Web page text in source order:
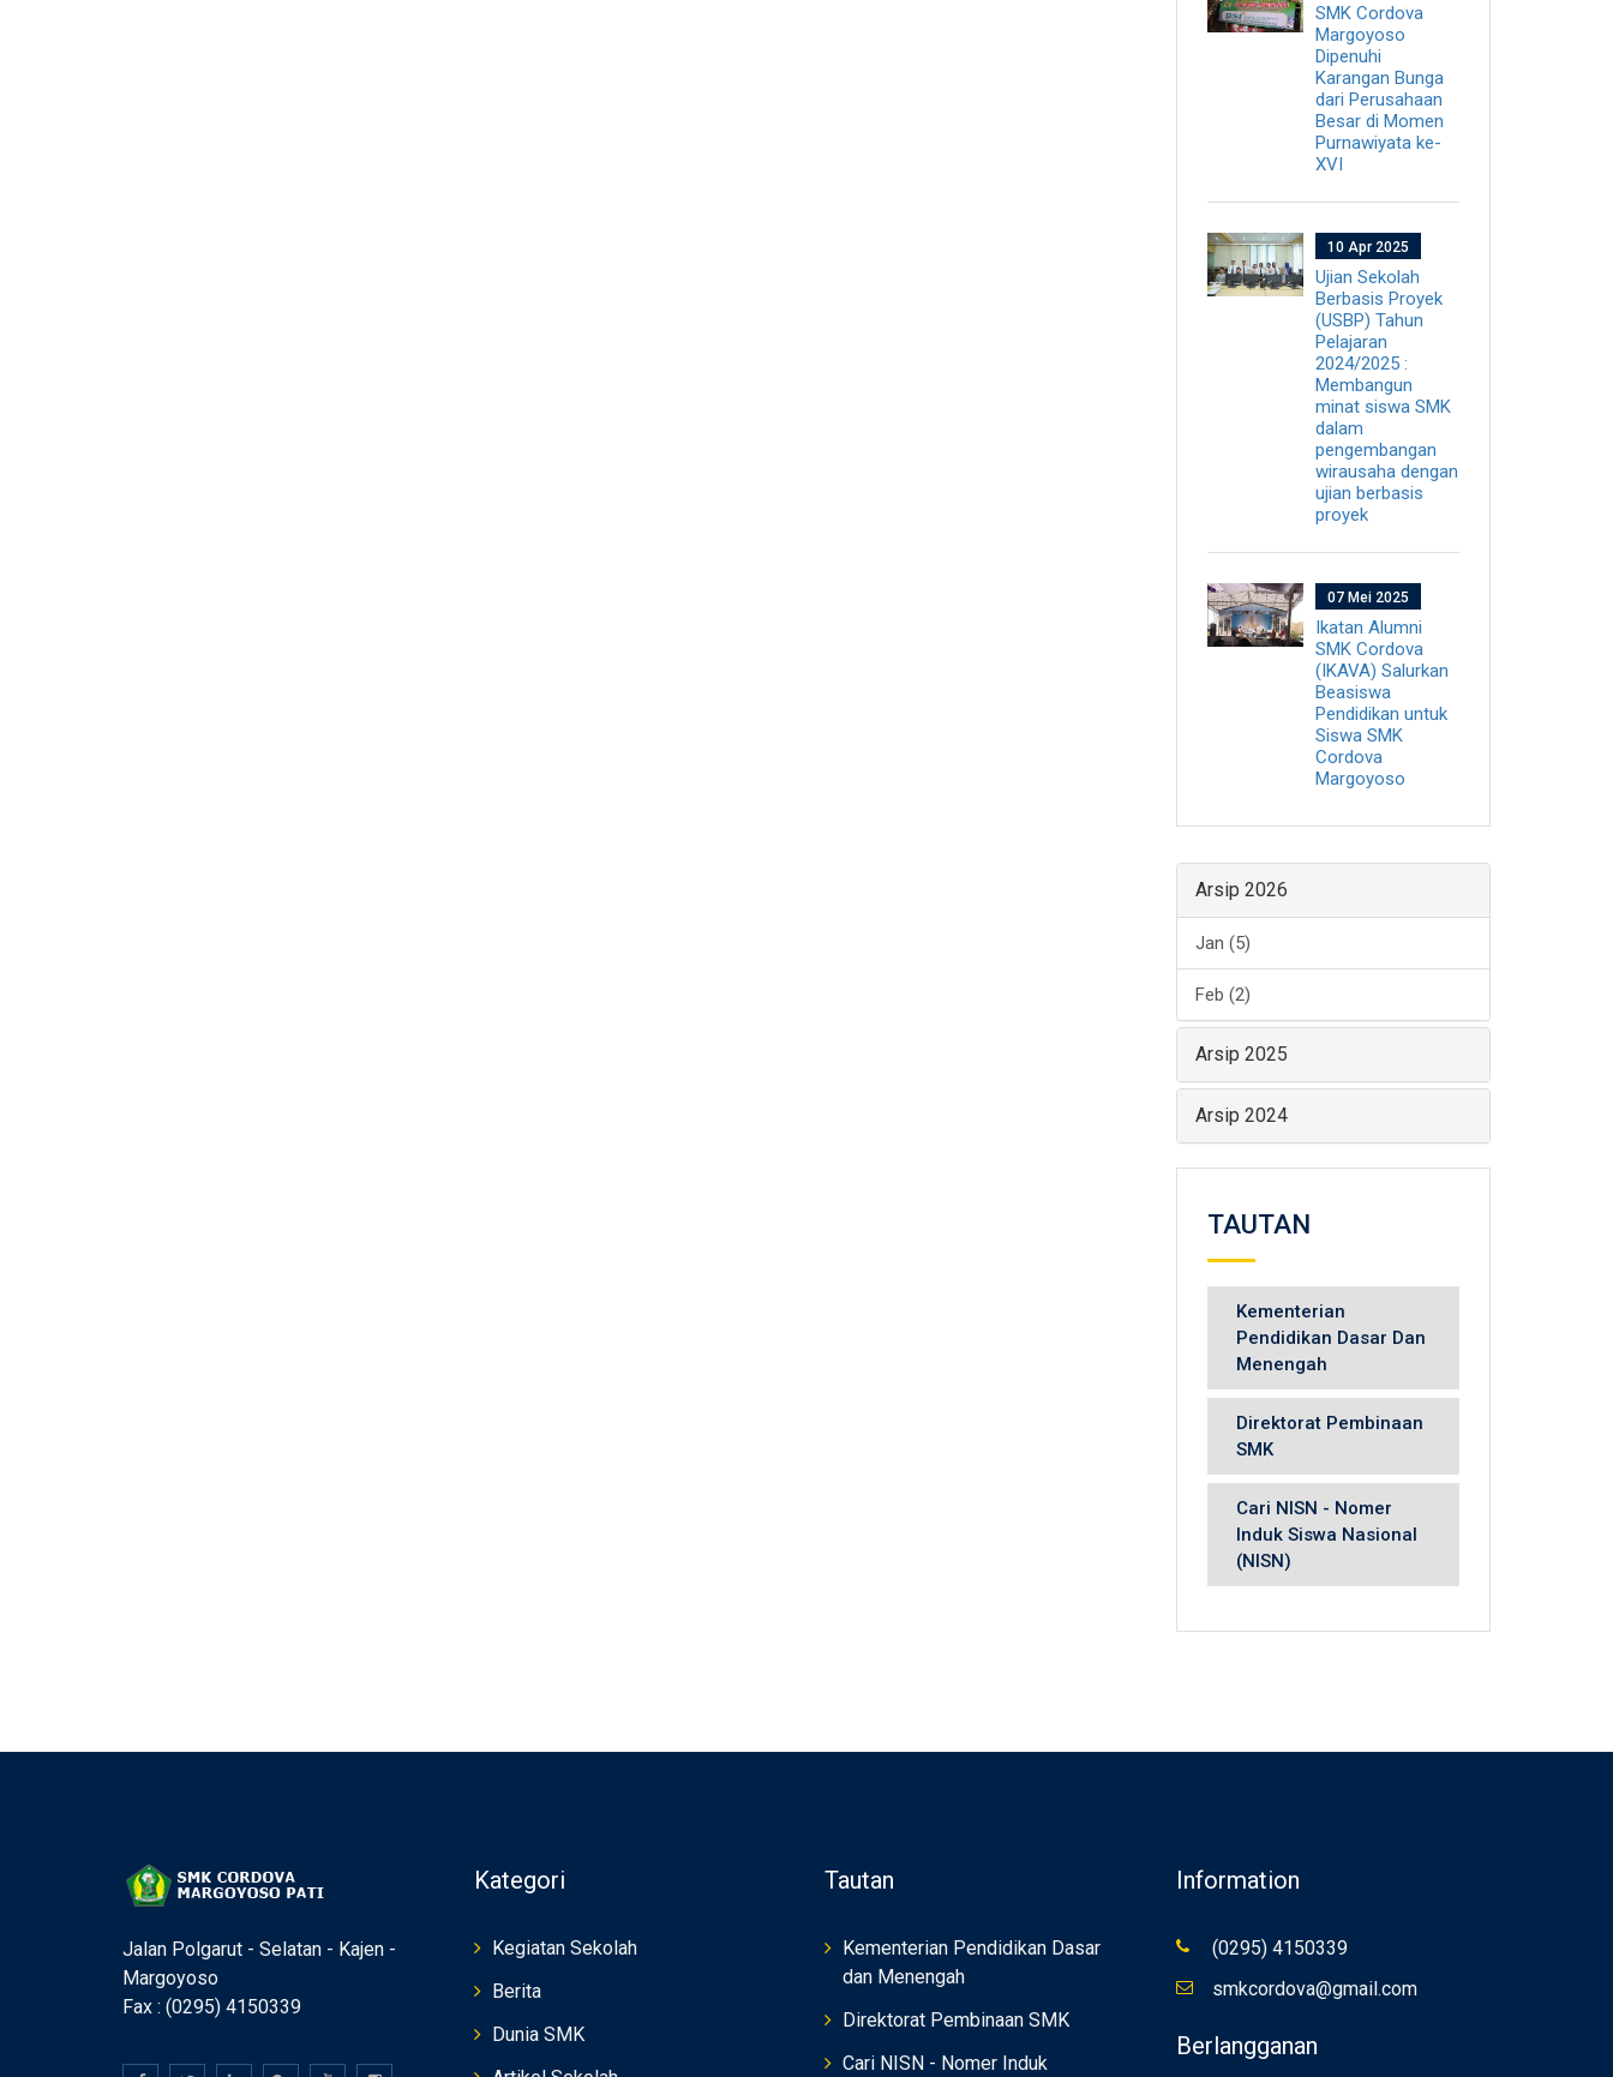
SMK Cordova
Margoyoso
Dipenuhi
Karangan Bunga
dari Perusahaan
Besar di Momen
Purnawiyata ke-
XVI
10 Apr 2025
Ujian Sekolah
Berbasis Proyek
(USBP) Tahun
Pelajaran
2024/2025 :
Membangun
minat siswa SMK
dalam
pengembangan
wirausaha dengan
ujian berbasis
proyek
07 Mei 2025
Ikatan Alumni
SMK Cordova
(IKAVA) Salurkan
Beasiswa
Pendidikan untuk
Siswa SMK
Cordova
Margoyoso
Arsip 2026
Jan (5)
Feb (2)
Arsip 2025
Arsip 2024
TAUTAN
Kementerian
Pendidikan Dasar Dan
Menengah
Direktorat Pembinaan
SMK
Cari NISN - Nomer
Induk Siswa Nasional
(NISN)
Jalan Polgarut - Selatan - Kajen -
Margoyoso
Fax : (0295) 4150339
Kategori
Kegiatan Sekolah
Berita
Dunia SMK
Tautan
Kementerian Pendidikan Dasar
dan Menengah
Direktorat Pembinaan SMK
Cari NISN - Nomer Induk
Information
(0295) 4150339
smkcordova@gmail.com
Berlangganan